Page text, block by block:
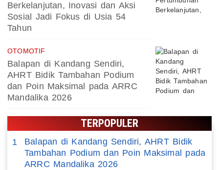
Berkelanjutan, Inovasi dan Aksi
Sosial Jadi Fokus di Usia 54
Tahun
OTOMOTIF
Balapan di Kandang Sendiri,
AHRT Bidik Tambahan Podium
dan Poin Maksimal pada ARRC
Mandalika 2026
TERPOPULER
1
Balapan di Kandang Sendiri, AHRT Bidik
Tambahan Podium dan Poin Maksimal pada
ARRC Mandalika 2026